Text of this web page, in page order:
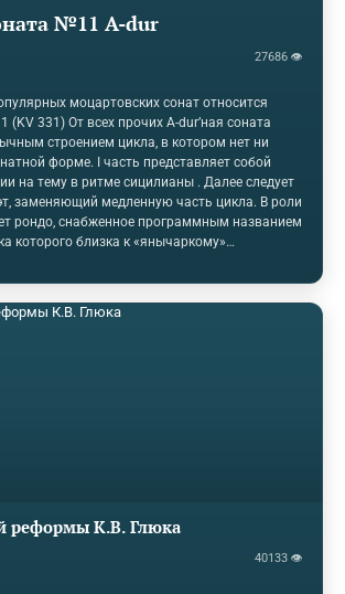
№11 A-dur
27686 👁
моцартовских сонат относится
(KV 331) От всех прочих A-dur’ная соната
строением цикла, в котором нет ни
форме. I часть представляет собой
на тему в ритме сицилианы . Далее следует
заменяющий медленную часть цикла. В роли
рондо, снабженное программным названием
которого близка к «янычаркому»
во французской опере. Он ярко представлен
сераля», первой венской опере Моцарта. Для
движение в двухдольном размере,
реформы К.В. Глюка
40133 👁